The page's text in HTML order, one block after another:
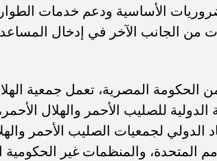
الأساسية ودعم خدمات
من الجانب الآخر في إدخال
الحكومة المصرية، تعمل جمعية
للصليب الأحمر والهلال
الدولي لجمعيات الصليب الأحمر
المتحدة، والمنظمات غير